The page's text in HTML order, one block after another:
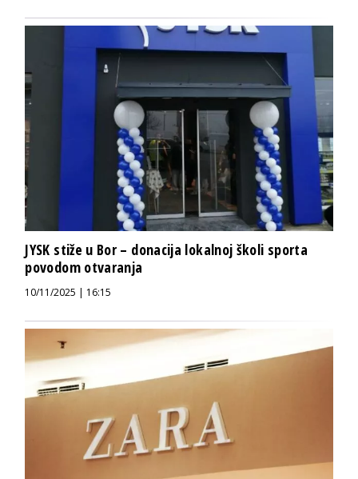
JYSK stiže u Bor – donacija lokalnoj školi sporta
povodom otvaranja
10/11/2025 | 16:15